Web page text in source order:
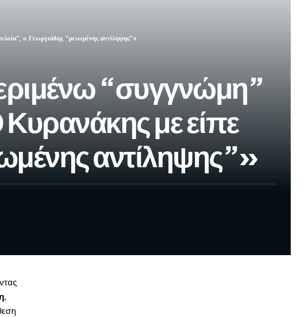
ο Γεωργιάδης “μειωμένης αντίληψης”»
“συγγνώμη”
με είπε
αντίληψης”»
,